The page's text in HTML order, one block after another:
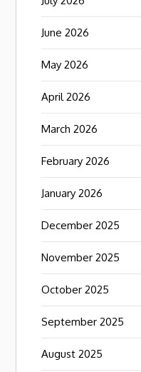
June 2026
May 2026
April 2026
March 2026
February 2026
January 2026
December 2025
November 2025
October 2025
September 2025
August 2025